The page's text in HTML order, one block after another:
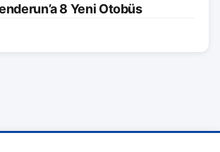
8 Yeni Otobüs